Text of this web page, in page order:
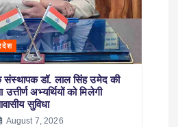
संस्थापक डॉ. लाल सिंह उमेद की
अभ्यर्थियों को मिलेगी
सुविधा
August 7, 2026